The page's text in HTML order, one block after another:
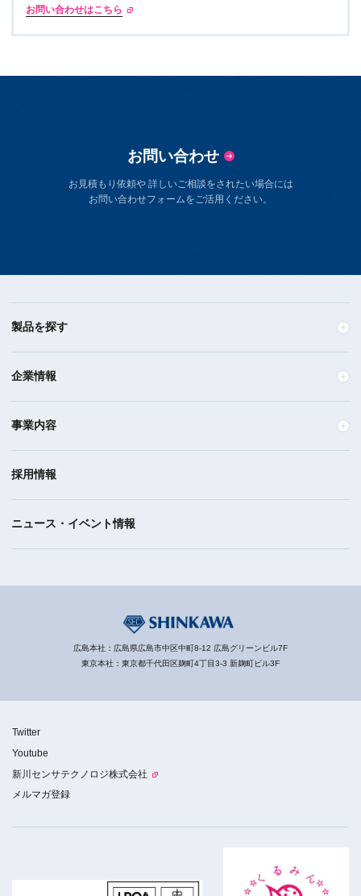
お問い合わせはこちら
お問い合わせ
お見積もり依頼や 詳しいご相談をされたい場合には
お問い合わせフォームをご活用ください。
製品を探す
企業情報
事業内容
採用情報
ニュース・イベント情報
広島本社：広島県広島市中区中町8-12 広島グリーンビル7F
東京本社：東京都千代田区麹町4丁目3-3 新麹町ビル3F
Twitter
Youtube
新川センサテクノロジ株式会社
メルマガ登録